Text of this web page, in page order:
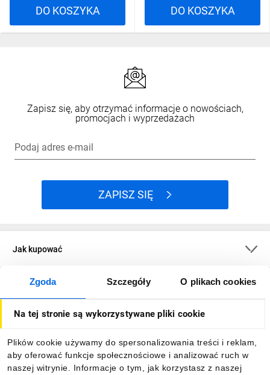
Zgoda Szczegóły O plikach cookies
Na tej stronie są wykorzystywane pliki cookie
Plików cookie używamy do spersonalizowania treści i reklam,
aby oferować funkcje społecznościowe i analizować ruch w
naszej witrynie. Informacje o tym, jak korzystasz z naszej
DO KOSZYKA DO KOSZYKA
Zapisz się, aby otrzymać informacje o nowościach,
promocjach i wyprzedażach
Podaj adres e-mail
ZAPISZ SIĘ
Jak kupować
O firmie
Informacje